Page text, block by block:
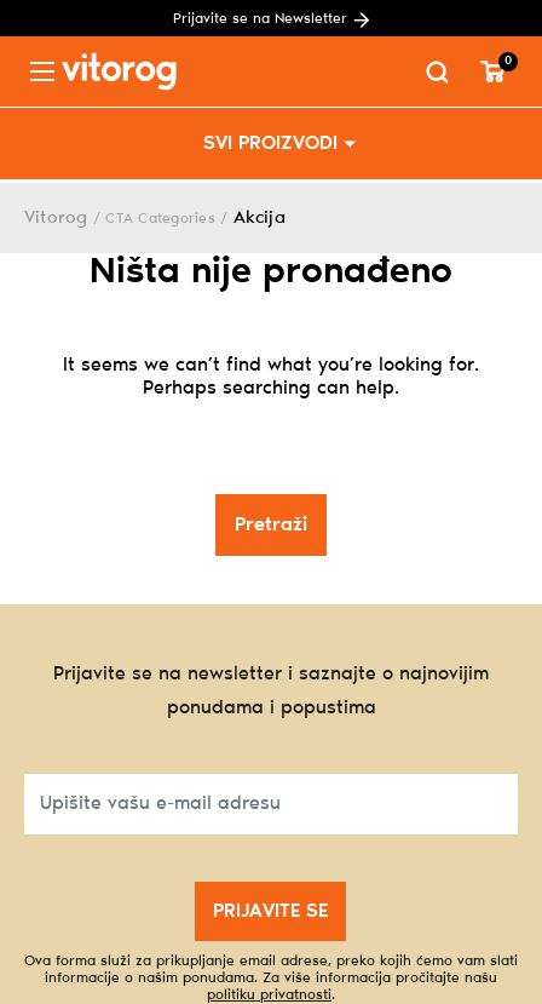
Prijavite se na Newsletter
SVI PROIZVODI
0
Vitorog /CTA Categories / Akcija
Ništa nije pronađeno
It seems we can’t find what you’re looking for.
Perhaps searching can help.
Prijavite se na newsletter i saznajte o najnovijim
ponudama i popustima
PRIJAVITE SE
Ova forma služi za prikupljanje email adrese, preko kojih ćemo vam slati
informacije o našim ponudama. Za više informacija pročitajte našu
politiku privatnosti.